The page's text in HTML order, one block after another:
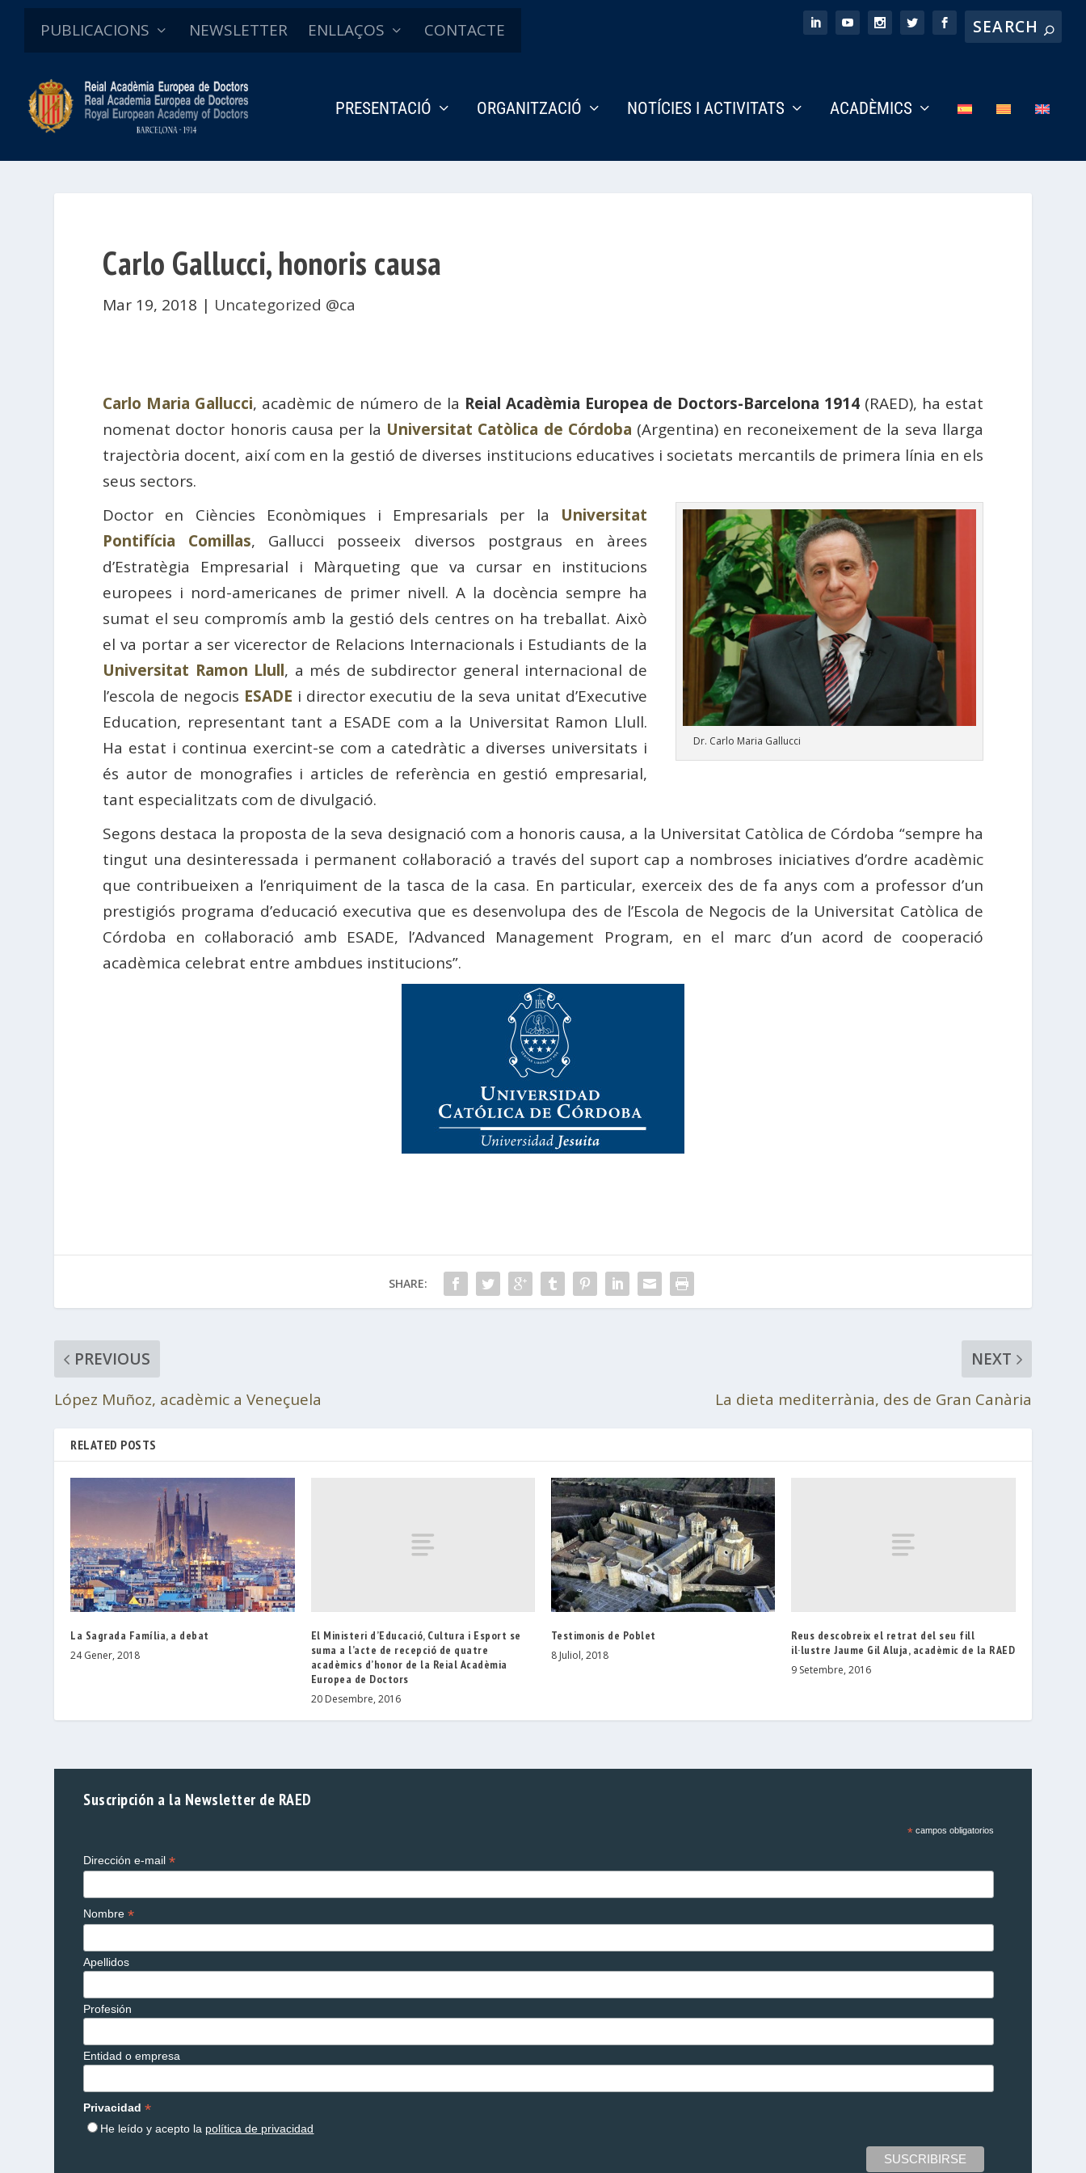
PUBLICACIONS NEWSLETTER ENLLAÇOS CONTACTE
PRESENTACIÓ ORGANITZACIÓ NOTÍCIES I ACTIVITATS ACADÈMICS
Carlo Gallucci, honoris causa
Mar 19, 2018 | Uncategorized @ca
Carlo Maria Gallucci, acadèmic de número de la Reial Acadèmia Europea de Doctors-Barcelona 1914(RAED), ha estat
nomenat doctor honoris causa per la Universitat Catòlica de Córdoba (Argentina) en reconeixement de la seva llarga
trajectòria docent, així com en la gestió de diverses institucions educatives i societats mercantils de primera línia en els
seus sectors.
Dr. Carlo Maria Gallucci
Doctor en Ciències Econòmiques i Empresarials per la Universitat
Pontifícia Comillas, Gallucci posseeix diversos postgraus en àrees
d’Estratègia Empresarial i Màrqueting que va cursar en institucions
europees i nord-americanes de primer nivell. A la docència sempre ha
sumat el seu compromís amb la gestió dels centres on ha treballat. Això
el va portar a ser vicerector de Relacions Internacionals i Estudiants de la
Universitat Ramon Llull, a més de subdirector general internacional de
l’escola de negocis ESADE i director executiu de la seva unitat d’Executive
Education, representant tant a ESADE com a la Universitat Ramon Llull.
Ha estat i continua exercint-se com a catedràtic a diverses universitats i
és autor de monografies i articles de referència en gestió empresarial,
tant especialitzats com de divulgació.
Segons destaca la proposta de la seva designació com a honoris causa, a la Universitat Catòlica de Córdoba “sempre ha
tingut una desinteressada i permanent col·laboració a través del suport cap a nombroses iniciatives d’ordre acadèmic
que contribueixen a l’enriquiment de la tasca de la casa. En particular, exerceix des de fa anys com a professor d’un
prestigiós programa d’educació executiva que es desenvolupa des de l’Escola de Negocis de la Universitat Catòlica de
Córdoba en col·laboració amb ESADE, l’Advanced Management Program, en el marc d’un acord de cooperació
acadèmica celebrat entre ambdues institucions”.
SHARE:
PREVIOUS
López Muñoz, acadèmic a Veneçuela
NEXT
La dieta mediterrània, des de Gran Canària
RELATED POSTS
La Sagrada Família, a debat
24 Gener, 2018
El Ministeri d’Educació, Cultura i Esport se
suma a l’acte de recepció de quatre
acadèmics d’honor de la Reial Acadèmia
Europea de Doctors
20 Desembre, 2016
Testimonis de Poblet
8 Juliol, 2018
Reus descobreix el retrat del seu fill
il·lustre Jaume Gil Aluja, acadèmic de la RAED
9 Setembre, 2016
Suscripción a la Newsletter de RAED
*campos obligatorios
Dirección e-mail*
Nombre*
Apellidos
Profesión
Entidad o empresa
Privacidad*
He leído y acepto la política de privacidad